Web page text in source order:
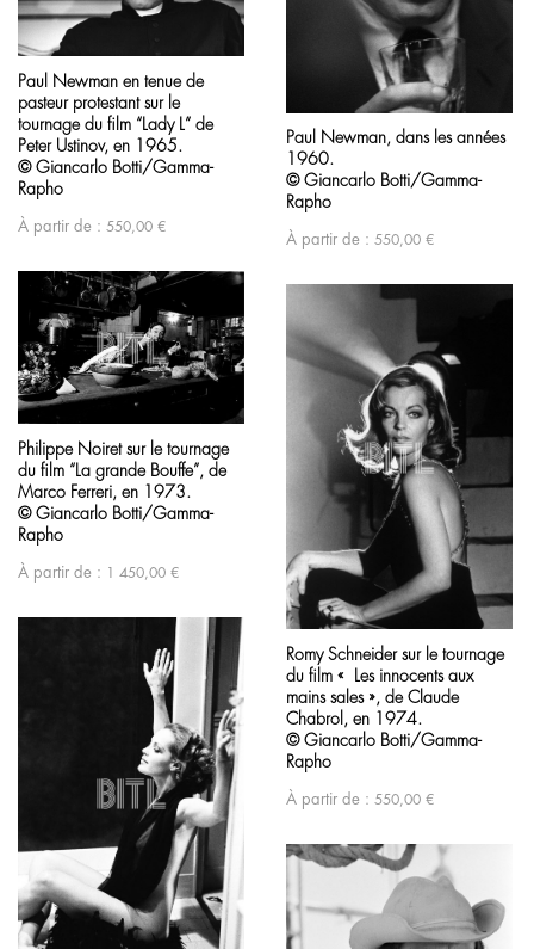
Paul Newman, dans les années
1960.
© Giancarlo Botti/Gamma-
Rapho
À partir de : 550,00 €
Paul Newman en tenue de
pasteur protestant sur le
tournage du film “Lady L” de
Peter Ustinov, en 1965.
© Giancarlo Botti/Gamma-
Rapho
À partir de : 550,00 €
Philippe Noiret sur le tournage
du film “La grande Bouffe”, de
Marco Ferreri, en 1973.
© Giancarlo Botti/Gamma-
Rapho
À partir de : 1 450,00 €
Romy Schneider sur le tournage
du film « Les innocents aux
mains sales », de Claude
Chabrol, en 1974.
© Giancarlo Botti/Gamma-
Rapho
À partir de : 550,00 €